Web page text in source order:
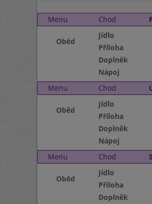
Menu
Chod
Oběd
Jídlo
Příloha
Doplněk
Nápoj
Menu
Chod
Oběd
Jídlo
Příloha
Doplněk
Nápoj
Menu
Chod
Oběd
Jídlo
Příloha
Doplněk